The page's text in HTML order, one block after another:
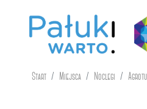
Start Miejsca Noclegi